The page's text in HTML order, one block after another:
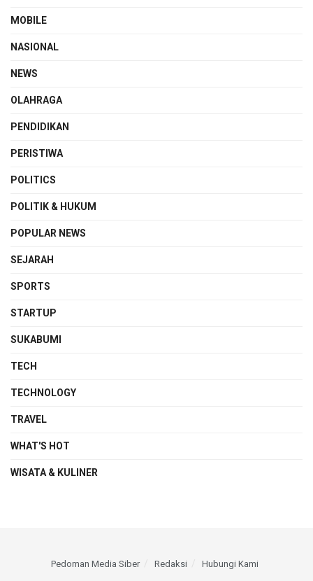
MOBILE
NASIONAL
NEWS
OLAHRAGA
PENDIDIKAN
PERISTIWA
POLITICS
POLITIK & HUKUM
POPULAR NEWS
SEJARAH
SPORTS
STARTUP
SUKABUMI
TECH
TECHNOLOGY
TRAVEL
WHAT'S HOT
WISATA & KULINER
Pedoman Media Siber Redaksi Hubungi Kami